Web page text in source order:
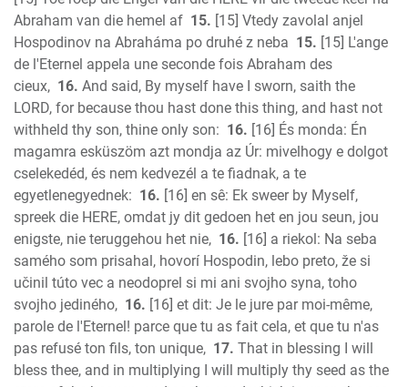
Abraham van die hemel af 15. [15] Vtedy zavolal anjel
Hospodinov na Abraháma po druhé z neba 15. [15] L'ange
de l'Eternel appela une seconde fois Abraham des
cieux, 16. And said, By myself have I sworn, saith the
LORD, for because thou hast done this thing, and hast not
withheld thy son, thine only son: 16. [16] És monda: Én
magamra esküszöm azt mondja az Úr: mivelhogy e dolgot
cselekedéd, és nem kedvezél a te fiadnak, a te
egyetlenegyednek: 16. [16] en sê: Ek sweer by Myself,
spreek die HERE, omdat jy dit gedoen het en jou seun, jou
enigste, nie teruggehou het nie, 16. [16] a riekol: Na seba
samého som prisahal, hovorí Hospodin, lebo preto, že si
učinil túto vec a neodoprel si mi ani svojho syna, toho
svojho jediného, 16. [16] et dit: Je le jure par moi-même,
parole de l'Eternel! parce que tu as fait cela, et que tu n'as
pas refusé ton fils, ton unique, 17. That in blessing I will
bless thee, and in multiplying I will multiply thy seed as the